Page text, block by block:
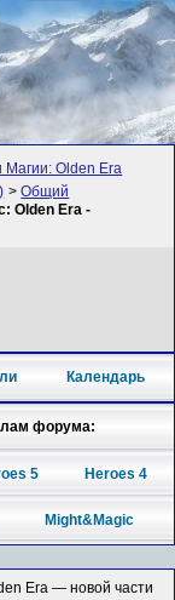
Магии: Olden Era
>Общий
Olden Era -
Календарь
форума:
5 Heroes 4
Might&Magic
Era — новой части